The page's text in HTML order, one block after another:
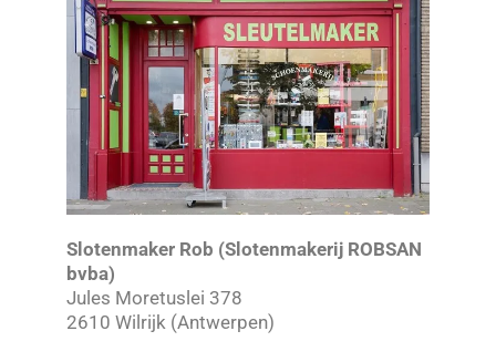
Slotenmaker Rob (Slotenmakerij ROBSAN
bvba)
Jules Moretuslei 378
2610 Wilrijk (Antwerpen)